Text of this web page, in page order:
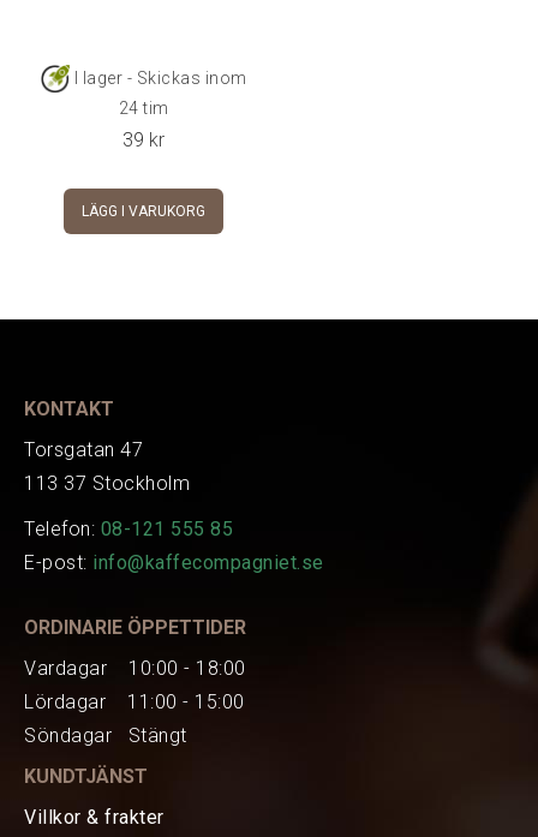
I lager - Skickas inom
24 tim
39 kr
LÄGG I VARUKORG
KONTAKT
Torsgatan 47
113 37 Stockholm
Telefon: 08-121 555 85
E-post: info@kaffecompagniet.se
ORDINARIE ÖPPETTIDER
Vardagar 10:00 - 18:00
Lördagar 11:00 - 15:00
Söndagar Stängt
KUNDTJÄNST
Villkor & frakter